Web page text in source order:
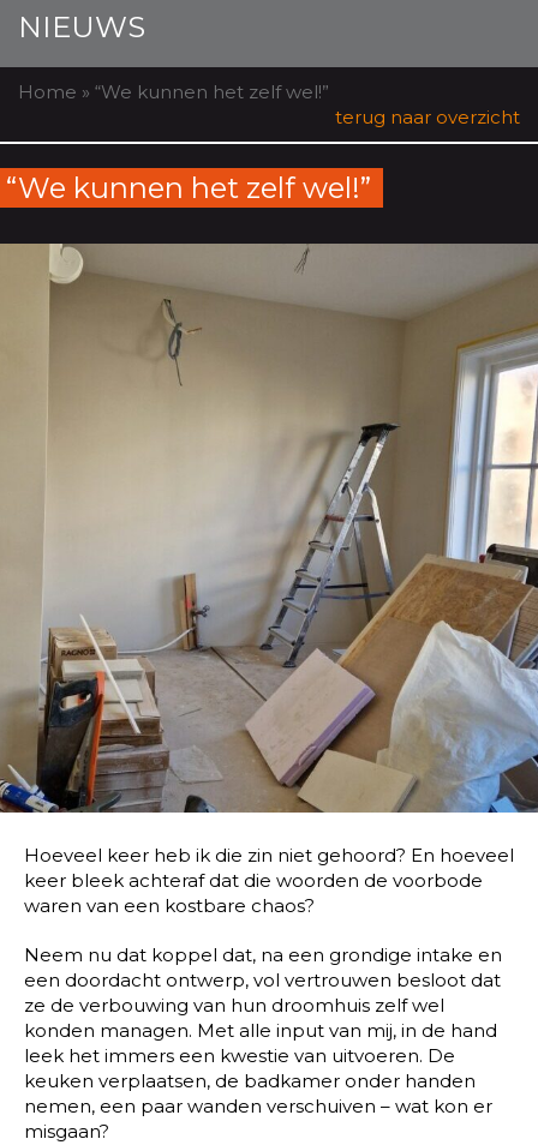
NIEUWS
Home » “We kunnen het zelf wel!”
terug naar overzicht
“We kunnen het zelf wel!”
Hoeveel keer heb ik die zin niet gehoord? En hoeveel
keer bleek achteraf dat die woorden de voorbode
waren van een kostbare chaos?
Neem nu dat koppel dat, na een grondige intake en
een doordacht ontwerp, vol vertrouwen besloot dat
ze de verbouwing van hun droomhuis zelf wel
konden managen. Met alle input van mij, in de hand
leek het immers een kwestie van uitvoeren. De
keuken verplaatsen, de badkamer onder handen
nemen, een paar wanden verschuiven – wat kon er
misgaan?